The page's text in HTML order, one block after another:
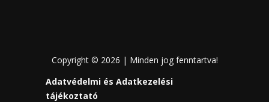
Copyright © 2026 | Minden jog fenntartva!
Adatvédelmi és Adatkezelési
tájékoztató